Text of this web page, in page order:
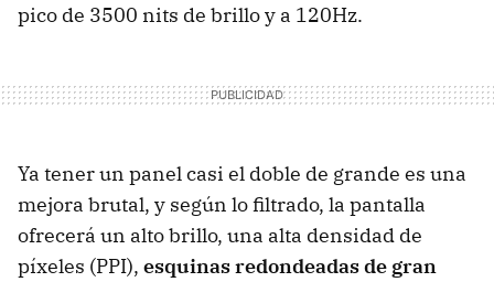
pico de 3500 nits de brillo y a 120Hz.
Ya tener un panel casi el doble de grande es una
mejora brutal, y según lo filtrado, la pantalla
ofrecerá un alto brillo, una alta densidad de
píxeles (PPI), esquinas redondeadas de gran